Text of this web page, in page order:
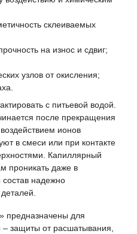
склеиваемых
на износ и сдвиг;
узлов от окисления;
с питьевой водой.
после прекращения
ионов
в смеси или при контакте
Капиллярный
проникать даже в
надежно
предназначены для
– защиты от расшатывания,